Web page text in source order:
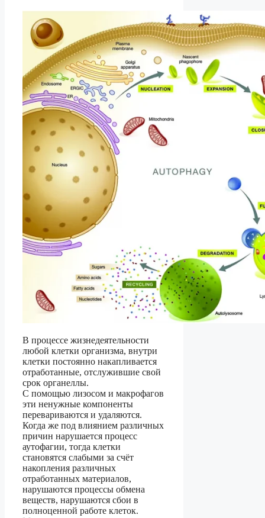
В процессе жизнедеятельности
любой клетки организма, внутри
клетки постоянно накапливается
отработанные, отслужившие свой
срок органеллы.
С помощью лизосом и макрофагов
эти ненужные компоненты
перевариваются и удаляются.
Когда же под влиянием различных
причин нарушается процесс
аутофагии, тогда клетки
становятся слабыми за счёт
накопления различных
отработанных материалов,
нарушаются процессы обмена
веществ, нарушаются сбои в
полноценной работе клеток.